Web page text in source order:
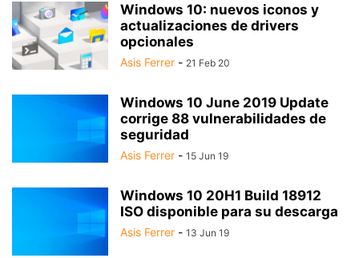
Windows 10: nuevos iconos y
actualizaciones de drivers
opcionales
Asis Ferrer - 21 Feb 20
Windows 10 June 2019 Update
corrige 88 vulnerabilidades de
seguridad
Asis Ferrer - 15 Jun 19
Windows 10 20H1 Build 18912
ISO disponible para su descarga
Asis Ferrer - 13 Jun 19